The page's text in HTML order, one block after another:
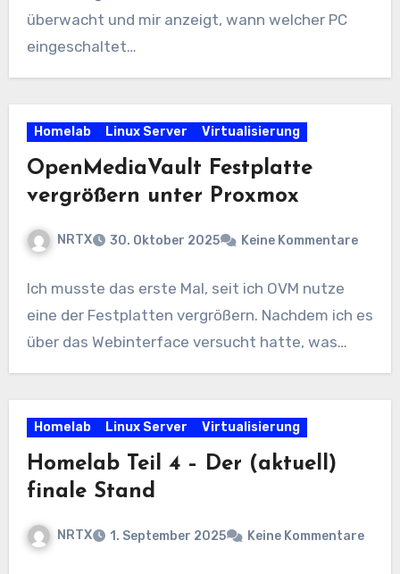
überwacht und mir anzeigt, wann welcher PC
eingeschaltet…
Homelab Linux Server Virtualisierung
OpenMediaVault Festplatte
vergrößern unter Proxmox
NRTX 30. Oktober 2025 Keine Kommentare
Ich musste das erste Mal, seit ich OVM nutze
eine der Festplatten vergrößern. Nachdem ich es
über das Webinterface versucht hatte, was…
Homelab Linux Server Virtualisierung
Homelab Teil 4 – Der (aktuell)
finale Stand
NRTX 1. September 2025 Keine Kommentare